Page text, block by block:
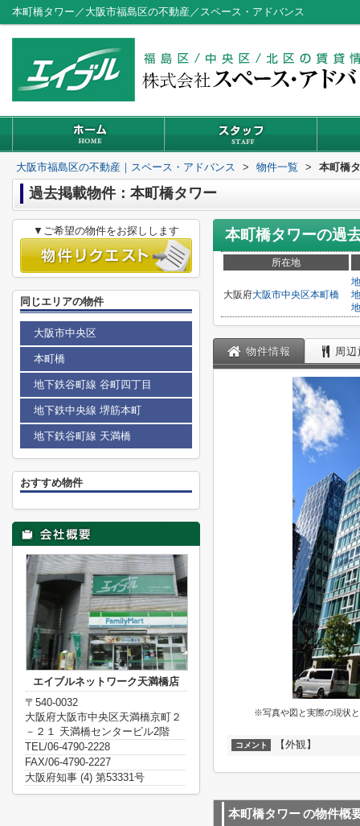
本町橋タワー／大阪市福島区の不動産／スペース・アドバンス
大阪市福島区の不動産｜スペース・アドバンス > 物件一覧 > 本町橋
過去掲載物件：本町橋タワー
本町橋タワーの過
所在地
大阪府大阪市中央区本町橋
物件情報 周
※写真や図と実際の現状
コメント 【外観】
本町橋タワーの物件概
▼ご希望の物件をお探しします
同じエリアの物件
大阪市中央区
本町橋
地下鉄谷町線 谷町四丁目
地下鉄中央線 堺筋本町
地下鉄谷町線 天満橋
おすすめ物件
エイブルネットワーク天満橋店
〒540-0032
大阪府大阪市中央区天満橋京町２
－２１ 天満橋センタービル2階
TEL/06-4790-2228
FAX/06-4790-2227
大阪府知事 (4) 第53331号